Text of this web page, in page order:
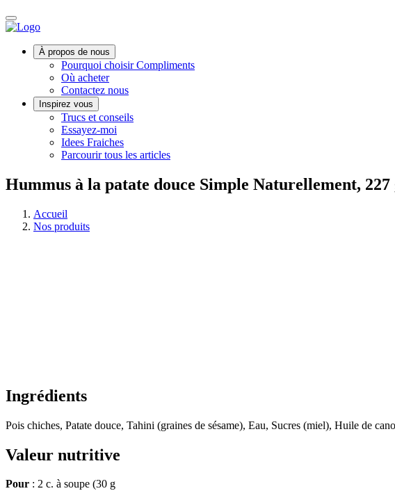
Main
MenuÀ propos de nous
Pourquoi choisir Compliments
Où acheter
Contactez nous
Inspirez vous
Trucs et conseils
Essayez-moi
Idees Fraiches
Parcourir tous les articles
Hummus à la patate douce Simple Naturellement, 227
Accueil
Nos produits
Ingrédients
Pois chiches, Patate douce, Tahini (graines de sésame), Eau, Sucres (miel), Huile de
Valeur nutritive
Pour : 2 c. à soupe (30 g